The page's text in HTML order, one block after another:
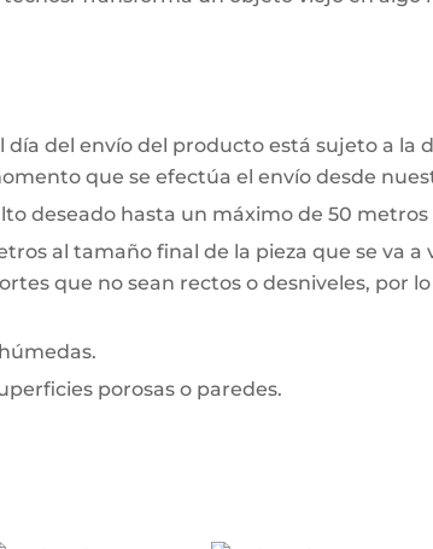
del envío del producto está sujeto a la
que se efectúa el envío desde
deseado hasta un máximo de 50 metros
al tamaño final de la pieza que se va a
que no sean rectos o desniveles, por
porosas o paredes.